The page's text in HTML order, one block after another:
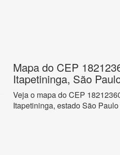
Mapa do CEP
Itapetininga, São
Veja o mapa do CEP
Itapetininga, estado São